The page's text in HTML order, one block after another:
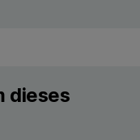
dieses